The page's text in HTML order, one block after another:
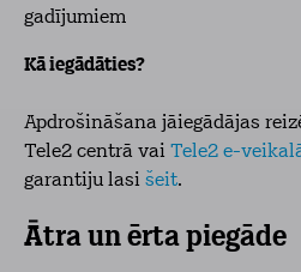
gadījumiem
Kā iegādāties?
Apdrošināšana jāiegādājas
Tele2 centrā vai Tele2 e-
garantiju lasi šeit.
Ātra un ērta piegāde